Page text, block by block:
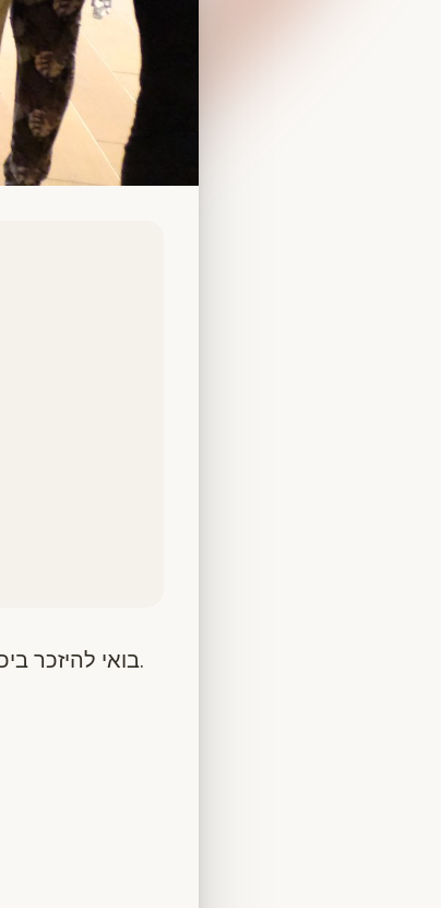
בואי להיזכר ביכולת הטבעית הטמונה בך לרקוד, להתמסר, להשתחרר ולתת לחיים לזרום בתוך הגוף.